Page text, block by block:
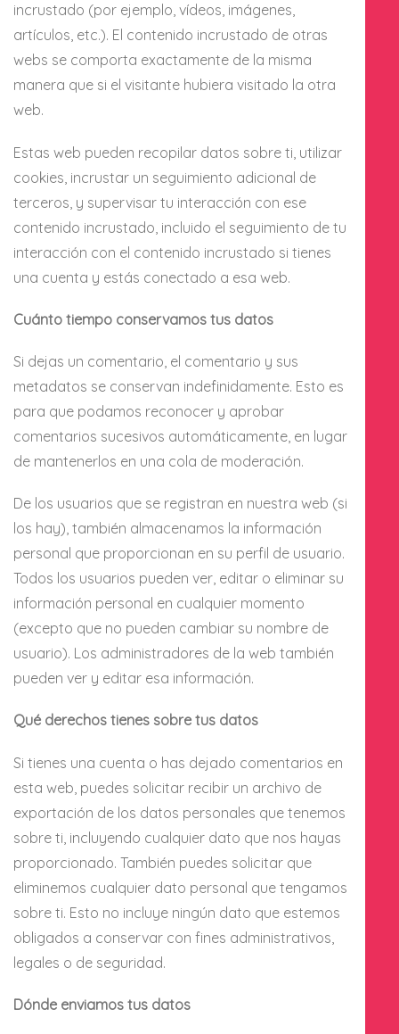
incrustado (por ejemplo, vídeos, imágenes,
artículos, etc.). El contenido incrustado de otras
webs se comporta exactamente de la misma
manera que si el visitante hubiera visitado la otra
web.
Estas web pueden recopilar datos sobre ti, utilizar
cookies, incrustar un seguimiento adicional de
terceros, y supervisar tu interacción con ese
contenido incrustado, incluido el seguimiento de tu
interacción con el contenido incrustado si tienes
una cuenta y estás conectado a esa web.
Cuánto tiempo conservamos tus datos
Si dejas un comentario, el comentario y sus
metadatos se conservan indefinidamente. Esto es
para que podamos reconocer y aprobar
comentarios sucesivos automáticamente, en lugar
de mantenerlos en una cola de moderación.
De los usuarios que se registran en nuestra web (si
los hay), también almacenamos la información
personal que proporcionan en su perfil de usuario.
Todos los usuarios pueden ver, editar o eliminar su
información personal en cualquier momento
(excepto que no pueden cambiar su nombre de
usuario). Los administradores de la web también
pueden ver y editar esa información.
Qué derechos tienes sobre tus datos
Si tienes una cuenta o has dejado comentarios en
esta web, puedes solicitar recibir un archivo de
exportación de los datos personales que tenemos
sobre ti, incluyendo cualquier dato que nos hayas
proporcionado. También puedes solicitar que
eliminemos cualquier dato personal que tengamos
sobre ti. Esto no incluye ningún dato que estemos
obligados a conservar con fines administrativos,
legales o de seguridad.
Dónde enviamos tus datos